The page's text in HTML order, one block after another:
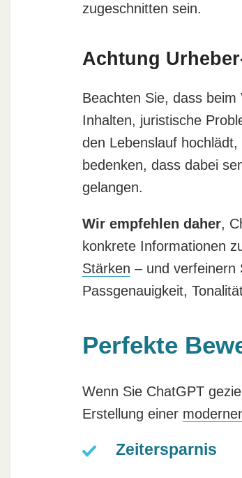
zugeschnitten sein.
Achtung
Beachten Sie, dass
Inhalten, juristische
den Lebenslauf
bedenken, dass dabei
gelangen.
Wir empfehlen daher,
konkrete Informationen
Stärken – und verfeinern
Passgenauigkeit,
Perfekte
Wenn Sie ChatGPT
Erstellung einer
Zeitersparnis